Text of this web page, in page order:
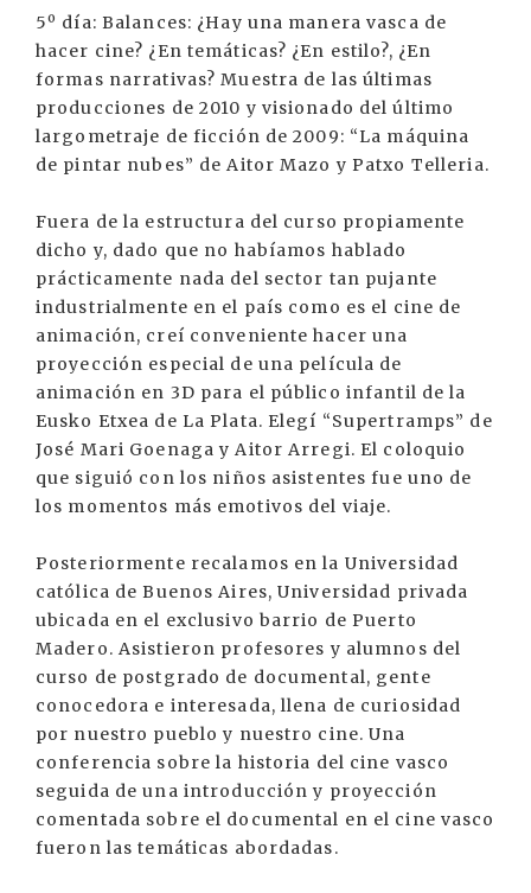
5º día: Balances: ¿Hay una manera vasca de
hacer cine? ¿En temáticas? ¿En estilo?, ¿En
formas narrativas? Muestra de las últimas
producciones de 2010 y visionado del último
largometraje de ficción de 2009: “La máquina
de pintar nubes” de Aitor Mazo y Patxo Telleria.
Fuera de la estructura del curso propiamente
dicho y, dado que no habíamos hablado
prácticamente nada del sector tan pujante
industrialmente en el país como es el cine de
animación, creí conveniente hacer una
proyección especial de una película de
animación en 3D para el público infantil de la
Eusko Etxea de La Plata. Elegí “Supertramps” de
José Mari Goenaga y Aitor Arregi. El coloquio
que siguió con los niños asistentes fue uno de
los momentos más emotivos del viaje.
Posteriormente recalamos en la Universidad
católica de Buenos Aires, Universidad privada
ubicada en el exclusivo barrio de Puerto
Madero. Asistieron profesores y alumnos del
curso de postgrado de documental, gente
conocedora e interesada, llena de curiosidad
por nuestro pueblo y nuestro cine. Una
conferencia sobre la historia del cine vasco
seguida de una introducción y proyección
comentada sobre el documental en el cine vasco
fueron las temáticas abordadas.